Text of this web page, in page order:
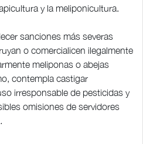
y la meliponicultura.
sanciones más severas
o comercialicen ilegalmente
meliponas o abejas
contempla castigar
irresponsable de pesticidas y
omisiones de servidores